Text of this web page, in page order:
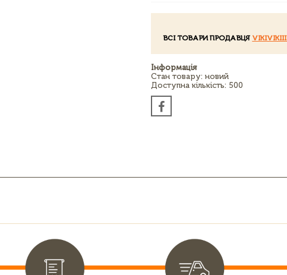
ВСІ ТОВАРИ ПРОДАВЦЯ
Інформація
Стан товару: новий
Доступна кількість: 500